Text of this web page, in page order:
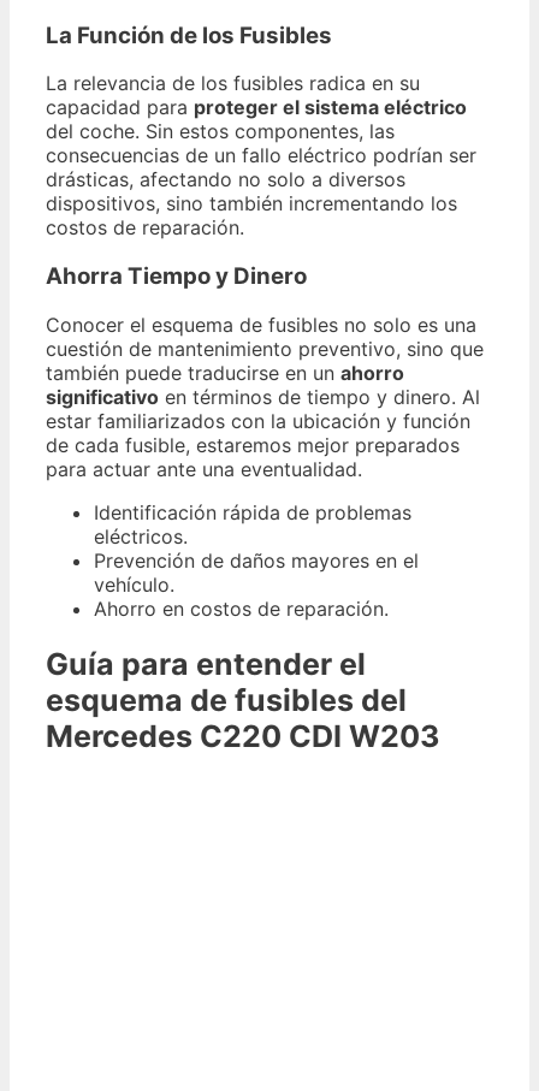
La Función de los Fusibles
La relevancia de los fusibles radica en su
capacidad para proteger el sistema eléctrico
del coche. Sin estos componentes, las
consecuencias de un fallo eléctrico podrían ser
drásticas, afectando no solo a diversos
dispositivos, sino también incrementando los
costos de reparación.
Ahorra Tiempo y Dinero
Conocer el esquema de fusibles no solo es una
cuestión de mantenimiento preventivo, sino que
también puede traducirse en un ahorro
significativo en términos de tiempo y dinero. Al
estar familiarizados con la ubicación y función
de cada fusible, estaremos mejor preparados
para actuar ante una eventualidad.
Identificación rápida de problemas
eléctricos.
Prevención de daños mayores en el
vehículo.
Ahorro en costos de reparación.
Guía para entender el
esquema de fusibles del
Mercedes C220 CDI W203